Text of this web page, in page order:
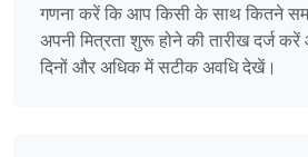
गणना करें कि आप किसी के साथ कितने
अपनी मित्रता शुरू होने की तारीख दर्ज करें
दिनों और अधिक में सटीक अवधि देखें।